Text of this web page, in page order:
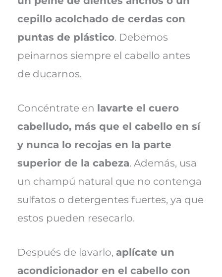
cepillo acolchado de cerdas con
puntas de plástico. Debemos
peinarnos siempre el cabello antes
de ducarnos.
Concéntrate en lavarte el cuero
cabelludo, más que el cabello en sí
y nunca lo recojas en la parte
superior de la cabeza. Además, usa
un champú natural que no contenga
sulfatos o detergentes fuertes, ya que
estos pueden resecarlo.
Después de lavarlo, aplícate un
acondicionador en el cabello con